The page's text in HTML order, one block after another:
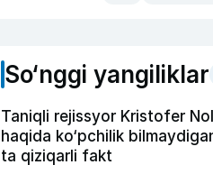
So‘nggi yangiliklar
Taniqli rejissyor Kristofer
haqida ko‘pchilik
ta qiziqarli fakt